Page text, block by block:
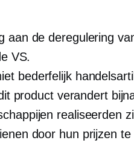
aan de deregulering
VS.
bederfelijk
product verandert
realiseerden
door hun prijzen te